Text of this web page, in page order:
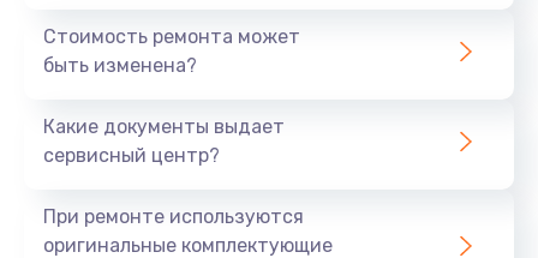
Замена микросхемы NFC
2000 руб.
Стоимость ремонта может
быть изменена?
Какие документы выдает
сервисный центр?
При ремонте используются
оригинальные комплектующие